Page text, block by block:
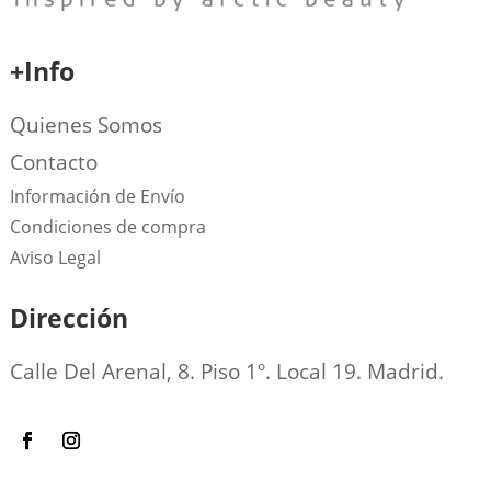
+Info
Quienes Somos
Contacto
Información de Envío
Condiciones de compra
Aviso Legal
Dirección
Calle Del Arenal, 8. Piso 1º. Local 19. Madrid.